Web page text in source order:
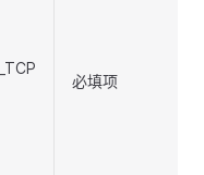
必填项